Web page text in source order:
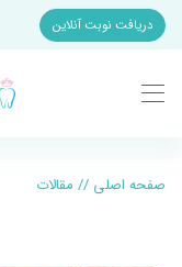
دریافت نوبت آنلاین
صفحه اصلی // مقالات